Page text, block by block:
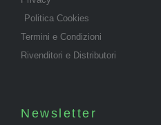
Politica Cookies
Termini e Condizioni
Rivenditori e Distributori
Newsletter